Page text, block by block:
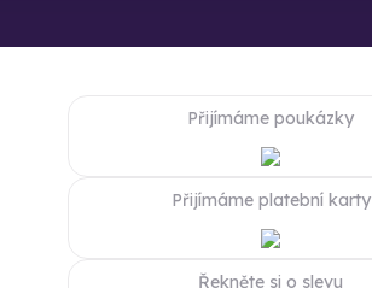
Přijímáme poukázky
Přijímáme platební karty
Řekněte si o slevu